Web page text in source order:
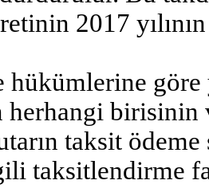
2017
göre
birisinin
taksit
taksitlendirme